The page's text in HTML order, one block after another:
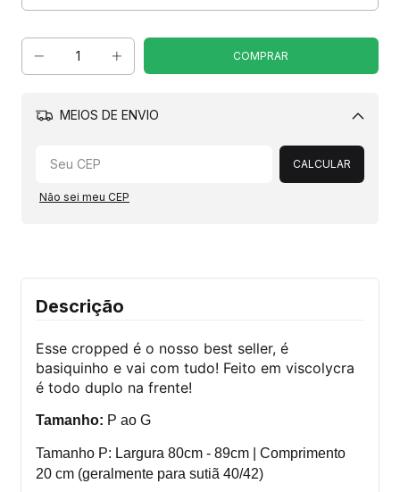
MEIOS DE ENVIO
Alterar CEP
CALCULAR
Não sei meu CEP
Descrição
Esse cropped é o nosso best seller, é
basiquinho e vai com tudo! Feito em viscolycra
é todo duplo na frente!
Tamanho: P ao G
Tamanho P: Largura 80cm - 89cm | Comprimento
20 cm (geralmente para sutiã 40/42)